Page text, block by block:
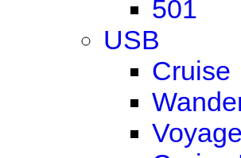
501
USB
Cruise
Voyage